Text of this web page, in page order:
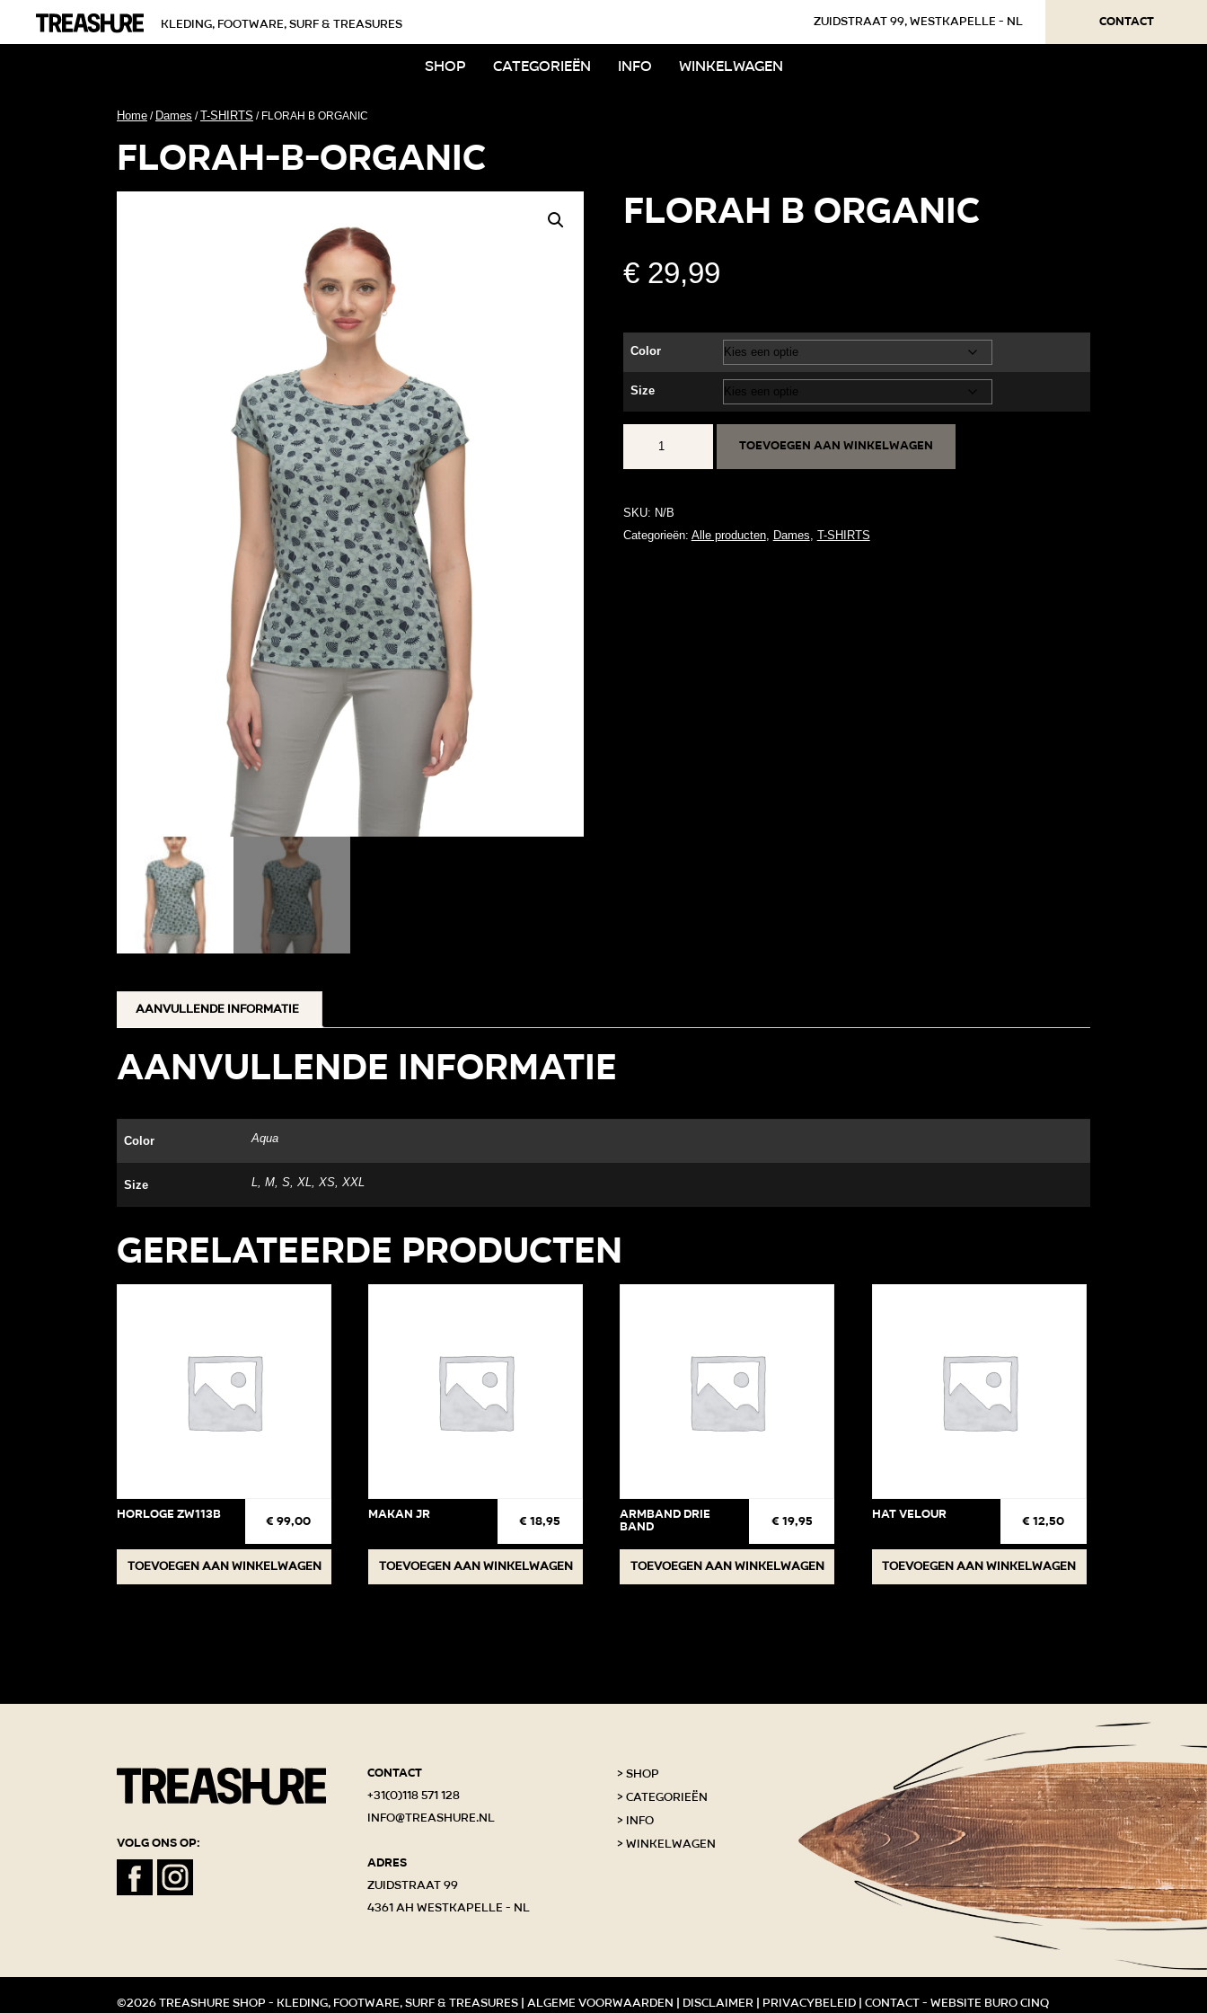
kleding, footware, surf & treasures Zuidstraat 99, Westkapelle - NL Contact
Shop Categorieën Info Winkelwagen
Home / Dames /T-SHIRTS / FLORAH B ORGANIC
florah-b-organic
FLORAH B ORGANIC
€29,99
Color
Size
Toevoegen aan winkelwagen
SKU: N/B
Categorieën: Alle producten, Dames, T-SHIRTS
Aanvullende informatie
Aanvullende informatie
Color Aqua
Size L, M, S, XL, XS, XXL
Gerelateerde producten
Horloge ZW113B € 99,00
Toevoegen aan winkelwagen
Makan jr € 18,95
Toevoegen aan winkelwagen
Armband drie
band € 19,95
Toevoegen aan winkelwagen
Hat Velour € 12,50
Toevoegen aan winkelwagen
Volg ons op:
Contact
+31(0)118 571 128
info@treashure.nl
Adres
Zuidstraat 99
4361 AH Westkapelle - NL
Shop
Categorieën
Info
Winkelwagen
©2026 Treashure shop - kleding, footware, surf & treasures | Algeme voorwaarden | Disclaimer | Privacybeleid | Contact- Website Buro Cinq